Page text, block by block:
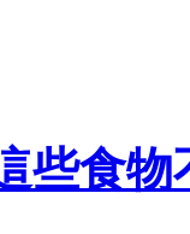
些食物